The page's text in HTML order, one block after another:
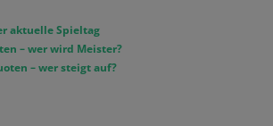
aktuelle Spieltag
– wer wird Meister?
– wer steigt auf?